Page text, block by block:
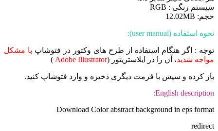
سیستم رنگی : RGB
حجم: 12.02MB
نحوه استفاده (user manual):
توجه : اگر هنگام استفاده از طرح های وکتور در فتوشاپ با مشکل
مواجه شدید، آن را در ایلاستریتور (Adobe Illustrator
)
باز کرده و سپس با فرمت دیگری ذخیره و وارد فتوشاپ کنید.
English description:
Download Color abstract background in eps format
redirect